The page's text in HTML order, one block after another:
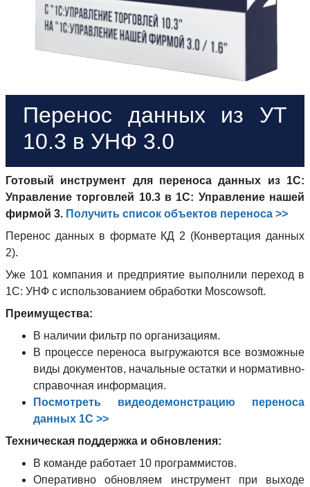
Перенос данных из УТ
10.3 в УНФ 3.0
Готовый инструмент для переноса данных из 1С:
Управление торговлей 10.3 в 1С: Управление нашей
фирмой 3. Получить список объектов переноса >>
Перенос данных в формате КД 2 (Конвертация данных
2).
Уже 101 компания и предприятие выполнили переход в
1С: УНФ с использованием обработки Moscowsoft.
Преимущества:
В наличии фильтр по организациям.
В процессе переноса выгружаются все возможные
виды документов, начальные остатки и нормативно-
справочная информация.
Посмотреть видеодемонстрацию переноса
данных 1С >>
Техническая поддержка и обновления:
В команде работает 10 программистов.
Оперативно обновляем инструмент при выходе